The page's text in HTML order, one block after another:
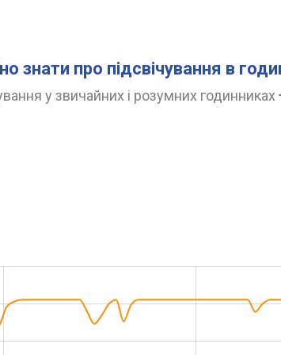
знати про підсвічування в
у звичайних і розумних годинниках